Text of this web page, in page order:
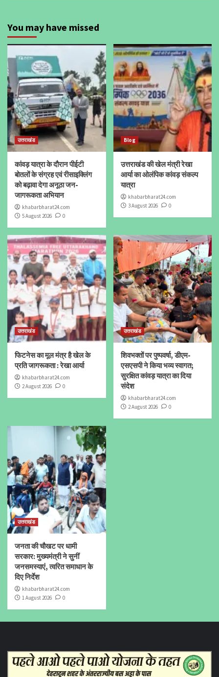
You may have missed
उत्तराखंड
कांवड़ यात्रा के दौरान पीईटी
बोतलों के संग्रह एवं रीसाइक्लिंग
को बढ़ावा देगा अनूठा जन-
जागरूकता अभियान
khabarbharat24.com
5 August 2026
0
Blog
उत्तराखंड की खेल मंत्री रेखा
आर्या का ओलंपिक कांवड़ संकल्प
यात्रा
khabarbharat24.com
3 August 2026
0
उत्तराखंड
फिटनेस का मूल मंत्र है खेल के
प्रति जागरूकता : रेखा आर्या
khabarbharat24.com
2 August 2026
0
उत्तराखंड
शिवभक्तों पर पुष्पवर्षा, डीएम-
एसएसपी ने किया भव्य स्वागत;
सुरक्षित कांवड़ यात्रा का दिया
संदेश
khabarbharat24.com
2 August 2026
0
उत्तराखंड
जनता की चौखट पर धामी
सरकार: मुख्यमंत्री ने सुनीं
जनसमस्याएं, त्वरित समाधान के
दिए निर्देश
khabarbharat24.com
1 August 2026
0